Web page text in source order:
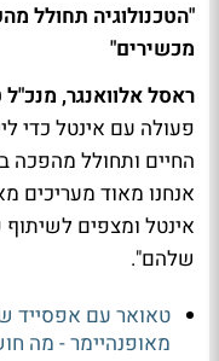
"הטכנולוגיה תחולל
מכשירים"
ראסל אלוואנגר,
פעולה עם אינטל כדי
החיים ותחולל מהפכה
אנחנו מאוד מעריכים
אינטל ומצפים לשיתוף
שלהם".
מאופנהיימר - מה